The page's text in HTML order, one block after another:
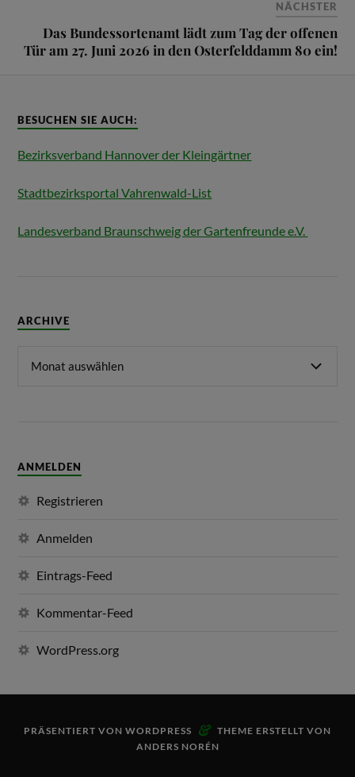
NÄCHSTER
Das Bundessortenamt lädt zum Tag der offenen
Tür am 27. Juni 2026 in den Osterfelddamm 80 ein!
BESUCHEN SIE AUCH:
Bezirksverband Hannover der Kleingärtner
Stadtbezirksportal Vahrenwald-List
Landesverband Braunschweig der Gartenfreunde e.V.
ARCHIVE
ANMELDEN
Registrieren
Anmelden
Eintrags-Feed
Kommentar-Feed
WordPress.org
PRÄSENTIERT VON WORDPRESS & THEME ERSTELLT VON
ANDERS NORÉN